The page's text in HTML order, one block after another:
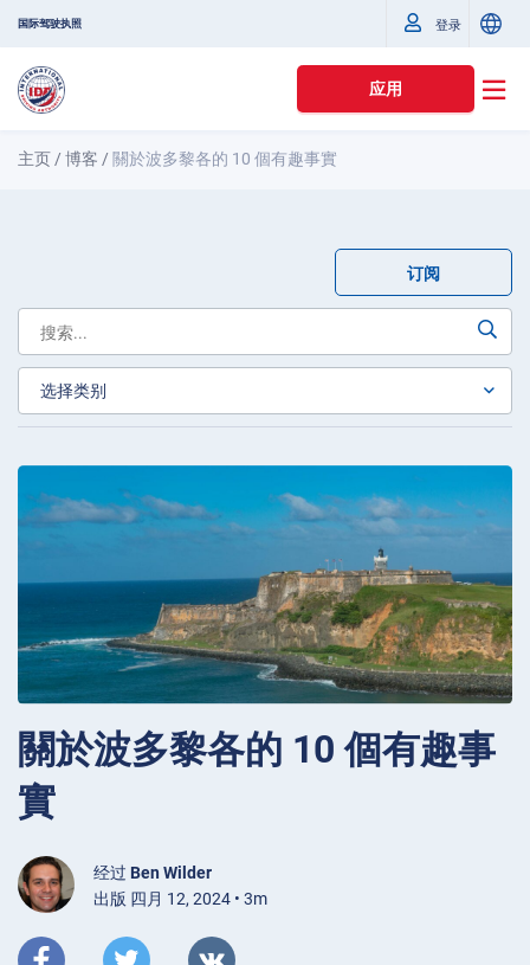
国际驾驶执照 登录
应用
主页 /博客 / 關於波多黎各的 10 個有趣事實
订阅
關於波多黎各的 10 個有趣事
實
经过 Ben Wilder
出版 四月 12, 2024 • 3m